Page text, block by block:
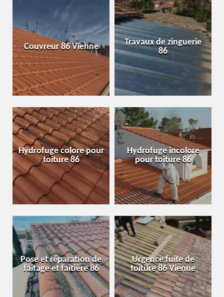
Couvreur 86 Vienne
Travaux de zinguerie
86
Hydrofuge colore pour
toiture 86
Hydrofuge incolore
pour toiture 86
Pose et réparation de
faîtage et faîtière 86
Urgence fuite de
toiture 86 Vienne